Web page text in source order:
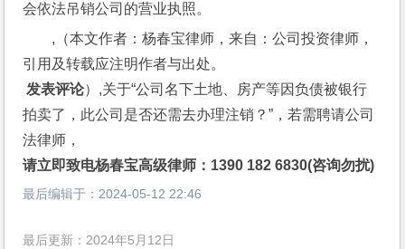
会依法吊销公司的营业执照。
,（本文作者：杨春宝律师，来自：公司投资律师，
引用及转载应注明作者与出处。
发表评论）,关于“公司名下土地、房产等因负债被银行
拍卖了，此公司是否还需去办理注销？”，若需聘请公司
法律师，
请立即致电杨春宝高级律师：1390 182 6830(咨询勿扰)
最后编辑于： 2024-05-12 22:46
最后更新：2024年5月12日